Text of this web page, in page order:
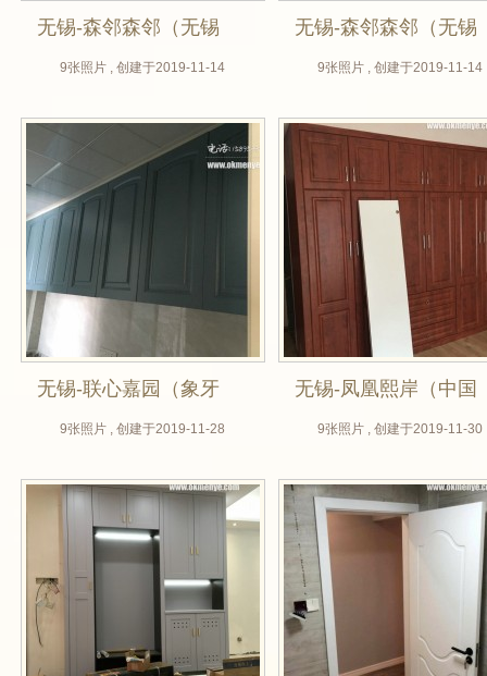
无锡-森邻森邻（无锡
木门厂，房门定制，
9张照片 , 创建于2019-11-14
无锡-森邻森邻（无锡
木门厂，无锡木门
门，卧室门，静音
门）
9张照片 , 创建于2019-11-14
无锡-联心嘉园（象牙
白+贝加尔蓝，无锡木
房门定做，衣柜设
计，橱柜定制）
9张照片 , 创建于2019-11-28
无锡-凤凰熙岸（中国
结木门，无锡木门
门定做）
9张照片 , 创建于2019-11-30